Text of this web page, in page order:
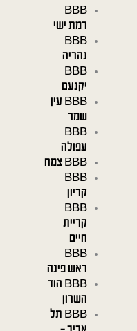
BBB
רמת ישי
BBB
נהריה
BBB
יקנעם
BBB עין
שמר
BBB
עפולה
BBB צמח
BBB
קריון
BBB
קריית
חיים
BBB
ראש פינה
BBB הוד
השרון
BBB תל